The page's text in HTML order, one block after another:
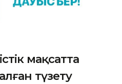
мақсатта
түзету